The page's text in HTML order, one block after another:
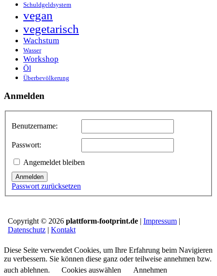
Schuldgeldsystem
vegan
vegetarisch
Wachstum
Wasser
Workshop
Öl
Überbevölkerung
Anmelden
Benutzername:
Passwort:
Angemeldet bleiben
Anmelden
Passwort zurücksetzen
Copyright © 2026 plattform-footprint.de | Impressum |
Datenschutz | Kontakt
Diese Seite verwendet Cookies, um Ihre Erfahrung beim Navigieren
zu verbessern. Sie können diese ganz oder teilweise annehmen bzw.
auch ablehnen.
Cookies auswählen Annehmen